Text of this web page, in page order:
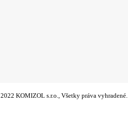
2022 KOMIZOL s.r.o., Všetky práva vyhradené.